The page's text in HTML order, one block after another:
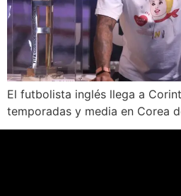
El futbolista inglés llega a
temporadas y media en Corea